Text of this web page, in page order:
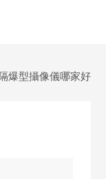
爆型攝像儀哪家好